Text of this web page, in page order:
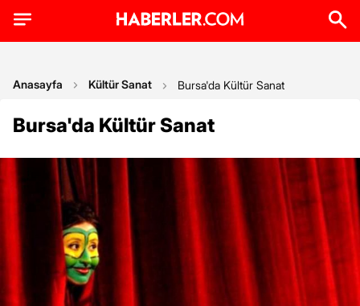
Anasayfa Kültür Sanat Bursa'da Kültür Sanat
Bursa'da Kültür Sanat